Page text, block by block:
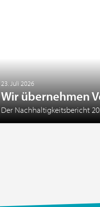
23. Juli 2026
Wir übernehmen
Der Nachhaltigkeitsbericht